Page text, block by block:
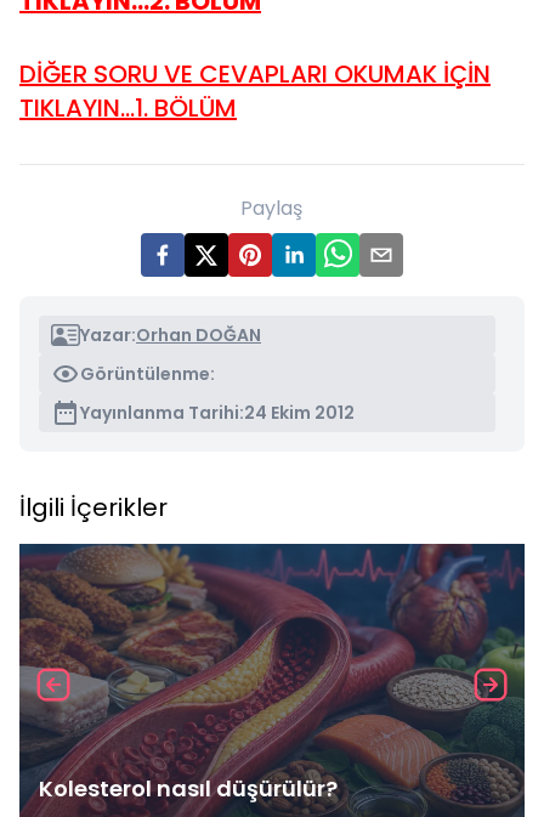
DİĞER SORU VE CEVAPLARI OKUMAK İÇİN
TIKLAYIN...1. BÖLÜM
Paylaş
Yazar:Orhan DOĞAN
Görüntülenme:
Yayınlanma Tarihi:24 Ekim 2012
İlgili İçerikler
Kolesterol nasıl düşürülür?